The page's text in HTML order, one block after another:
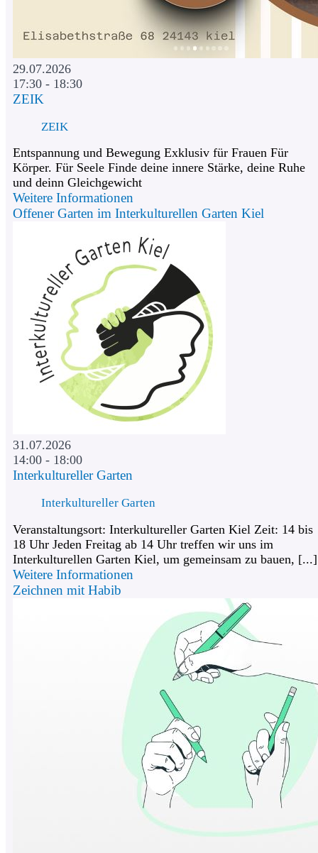
29.07.2026
17:30 - 18:30
ZEIK
ZEIK
Entspannung und Bewegung Exklusiv für Frauen Für
Körper. Für Seele Finde deine innere Stärke, deine Ruhe
und deinn Gleichgewicht
Weitere Informationen
Offener Garten im Interkulturellen Garten Kiel
31.07.2026
14:00 - 18:00
Interkultureller Garten
Interkultureller Garten
Veranstaltungsort: Interkultureller Garten Kiel Zeit: 14 bis
18 Uhr Jeden Freitag ab 14 Uhr treffen wir uns im
Interkulturellen Garten Kiel, um gemeinsam zu bauen, [...]
Weitere Informationen
Zeichnen mit Habib